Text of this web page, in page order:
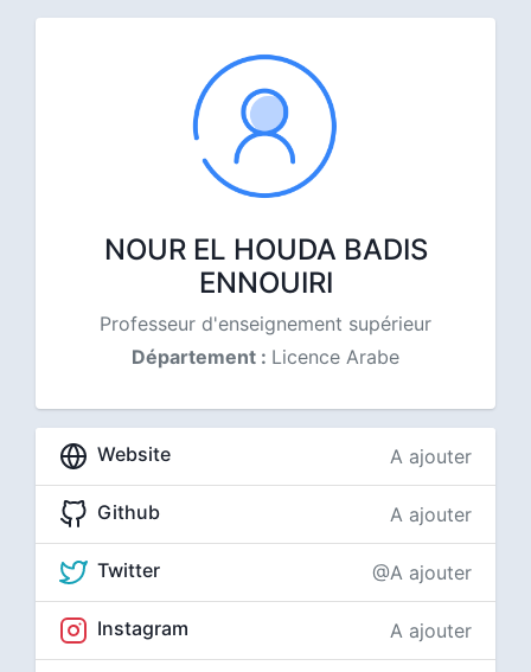
NOUR EL HOUDA BADIS
ENNOUIRI
Professeur d'enseignement supérieur
Département : Licence Arabe
Website A ajouter
Github A ajouter
Twitter @A ajouter
Instagram A ajouter